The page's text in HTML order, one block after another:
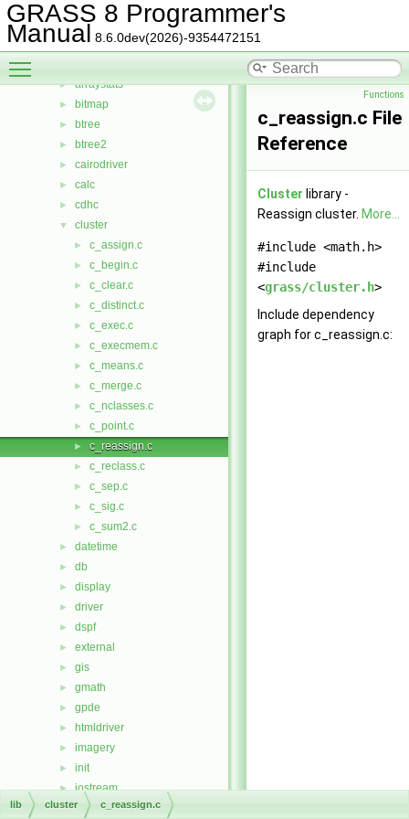
GRASS 8 Programmer's
Manual 8.6.0dev(2026)-9354472151
▼ Files
▼ File List
► include
► arraystats
► bitmap
► btree
► btree2
► cairodriver
► calc
► cdhc
▼ cluster
► c_assign.c
► c_begin.c
► c_clear.c
► c_distinct.c
► c_exec.c
► c_execmem.c
► c_means.c
► c_merge.c
► c_nclasses.c
► c_point.c
► c_reassign.c
► c_reclass.c
► c_sep.c
► c_sig.c
► c_sum2.c
► datetime
► db
► display
► driver
► dspf
► external
► gis
► gmath
► gpde
► htmldriver
► imagery
► init
► iostream
► lidar
Functions
c_reassign.c File
Reference
Cluster library -
Reassign cluster. More...
#include <math.h>
#include
<grass/cluster.h>
Include dependency
graph for c_reassign.c:
lib cluster c_reassign.c